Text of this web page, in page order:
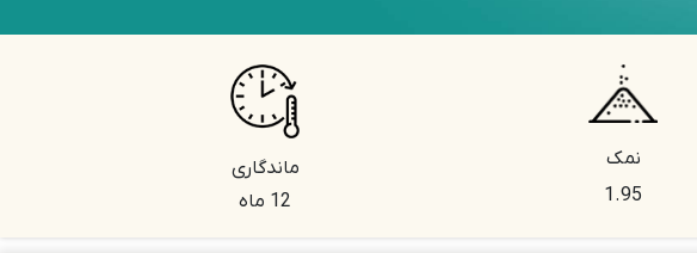
نمک
1.95
ماندگاری
12 ماه